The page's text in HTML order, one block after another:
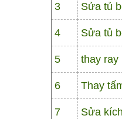
3 Sửa tủ
4 Sửa tủ
5 thay ray
6 Thay
7 Sửa